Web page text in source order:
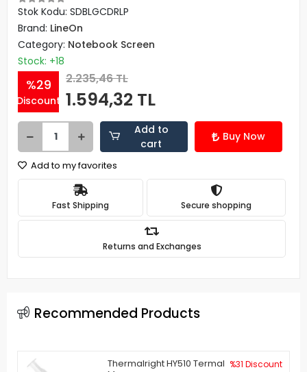
Stok Kodu: SDBLGCDRLP
Brand: LineOn
Category: Notebook Screen
Stock: +18
%29
Discount
2.235,46 TL
1.594,32 TL
Add to
cart
Buy Now
Add to my favorites
Fast Shipping Secure shopping
Returns and Exchanges
Recommended Products
Thermalright HY510 Termal %31 Discount